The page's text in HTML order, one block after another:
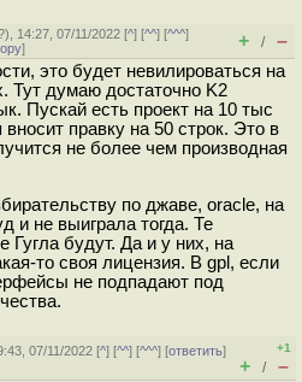
), 14:27, 07/11/2022 [^] [^^] [^^^]
] + / –
это будет невилироваться на
Тут думаю достаточно K2
Пускай есть проект на 10 тыс
вносит правку на 50 строк. Это в
не более чем производная
по джаве, oracle, на
и не выиграла тогда. Те
Гугла будут. Да и у них, на
то своя лицензия. В gpl, если
не подпадают под
07/11/2022 [^] [^^] [^^^] [ответить]
+1
+ / –